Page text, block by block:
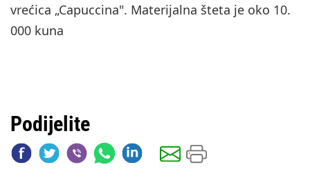
vrećica „Capuccina". Materijalna šteta je oko 10.
000 kuna
Podijelite